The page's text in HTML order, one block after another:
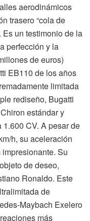
aerodinámicos
trasero “cola de
Es un testimonio de la
perfección y la
de euros)
EB110 de los años
limitada
rediseño, Bugatti
estándar y
CV. A pesar de
h, su aceleración
Su
de deseo,
Ronaldo. Este
de
Maybach Exelero
más